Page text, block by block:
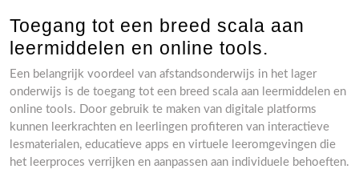
Toegang tot een breed scala aan
leermiddelen en online tools.
Een belangrijk voordeel van afstandsonderwijs in het lager
onderwijs is de toegang tot een breed scala aan leermiddelen en
online tools. Door gebruik te maken van digitale platforms
kunnen leerkrachten en leerlingen profiteren van interactieve
lesmaterialen, educatieve apps en virtuele leeromgevingen die
het leerproces verrijken en aanpassen aan individuele behoeften.